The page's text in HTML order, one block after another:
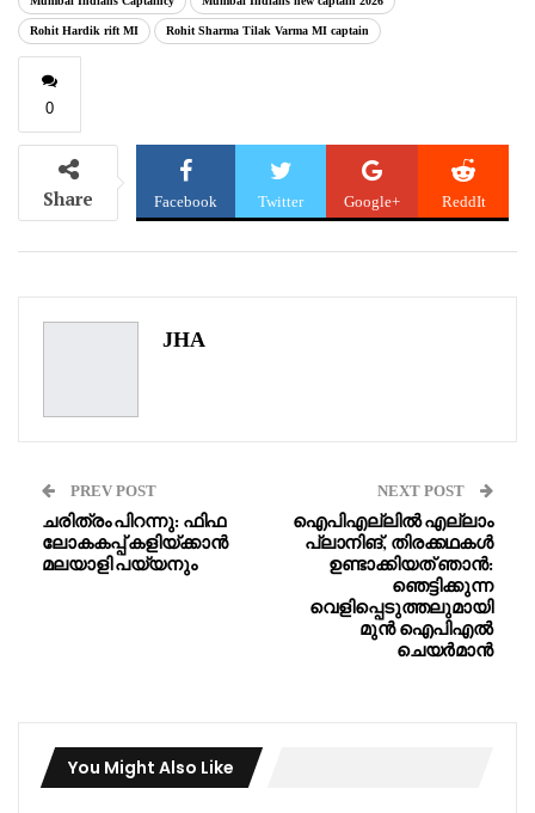
Rohit Hardik rift MI Rohit Sharma Tilak Varma MI captain
0
Share Facebook Twitter Google+ ReddIt
JHA
PREV POST
ചരിത്രം പിറന്നു: ഫിഫ
ലോകകപ്പ് കളിയ്ക്കാൻ
മലയാളി പയ്യനും
NEXT POST
ഐപിഎല്ലിൽ എല്ലാം
പ്ലാനിങ്, തിരക്കഥകൾ
ഉണ്ടാക്കിയത് ഞാൻ:
ഞെട്ടിക്കുന്ന
വെളിപ്പെടുത്തലുമായി
മുൻ ഐപിഎൽ
ചെയർമാൻ
You Might Also Like